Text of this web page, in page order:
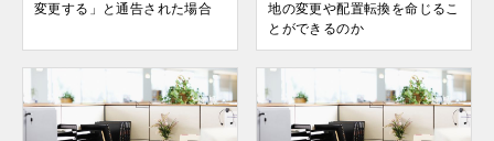
変更する」と通告された場合
地の変更や配置転換を命じるこ
とができるのか